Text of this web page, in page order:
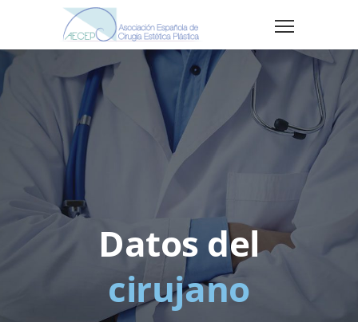
Datos del
cirujano